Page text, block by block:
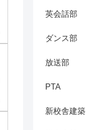
英会話部
ダンス部
放送部
PTA
新校舎建築